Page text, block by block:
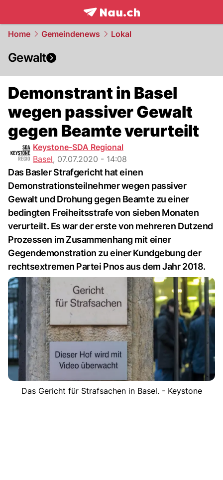
frontpage.NAU.ch
Home Gemeindenews Lokal
Gewalt
Demonstrant in Basel
wegen passiver Gewalt
gegen Beamte verurteilt
Keystone-SDA Regional
Basel, 07.07.2020 - 14:08
Das Basler Strafgericht hat einen
Demonstrationsteilnehmer wegen passiver
Gewalt und Drohung gegen Beamte zu einer
bedingten Freiheitsstrafe von sieben Monaten
verurteilt. Es war der erste von mehreren Dutzend
Prozessen im Zusammenhang mit einer
Gegendemonstration zu einer Kundgebung der
rechtsextremen Partei Pnos aus dem Jahr 2018.
Das Gericht für Strafsachen in Basel. - Keystone